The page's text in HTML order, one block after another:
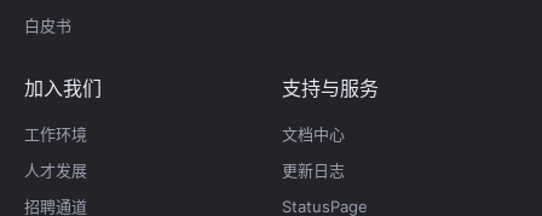
白皮书
加入我们
工作环境
人才发展
招聘通道
支持与服务
文档中心
更新日志
StatusPage